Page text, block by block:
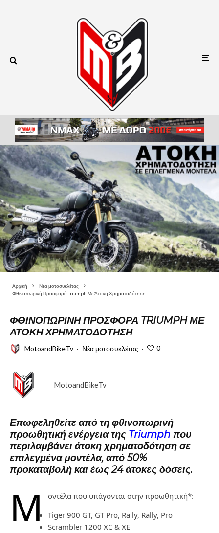
Αρχική
Νέα μοτοσυκλέτας
Φθινοπωρινή Προσφορά Triumph Με Άτοκη Χρηματοδότηση
ΦΘΙΝΟΠΩΡΙΝΉ ΠΡΟΣΦΟΡΆ TRIUMPH ΜΕ
ΆΤΟΚΗ ΧΡΗΜΑΤΟΔΌΤΗΣΗ
MotoandBikeTv · Νέα μοτοσυκλέτας · 0
MotoandBikeTv
Επωφεληθείτε από τη φθινοπωρινή
προωθητική ενέργεια της Triumph που
περιλαμβάνει άτοκη χρηματοδότηση σε
επιλεγμένα μοντέλα, από 50%
προκαταβολή και έως 24 άτοκες δόσεις.
Μ
οντέλα που υπάγονται στην προωθητική*:
Tiger 900 GT, GT Pro, Rally, Rally, Pro
Scrambler 1200 XC & XE